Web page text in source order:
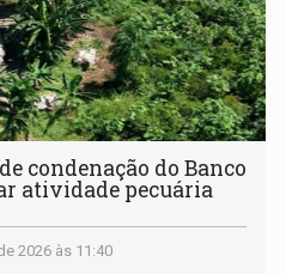
condenação do Banco
atividade pecuária
2026 às 11:40